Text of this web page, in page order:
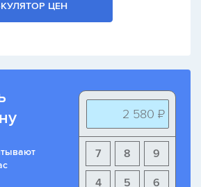
ЦЕН
2 580 ₽
9
8
7
6
5
4